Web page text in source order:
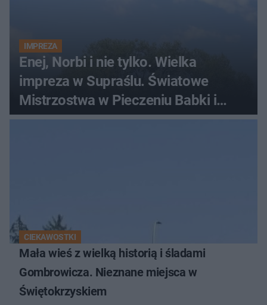
IMPREZA
Enej, Norbi i nie tylko. Wielka
impreza w Supraślu. Światowe
Mistrzostwa w Pieczeniu Babki i
Kiszki Ziemniaczanej
CIEKAWOSTKI
Mała wieś z wielką historią i śladami
Gombrowicza. Nieznane miejsca w
Świętokrzyskiem